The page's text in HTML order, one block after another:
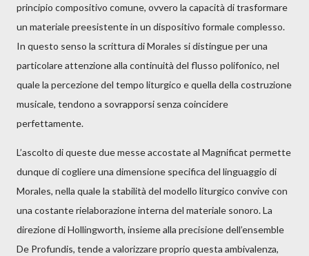
principio compositivo comune, ovvero la capacità di trasformare
un materiale preesistente in un dispositivo formale complesso.
In questo senso la scrittura di Morales si distingue per una
particolare attenzione alla continuità del flusso polifonico, nel
quale la percezione del tempo liturgico e quella della costruzione
musicale, tendono a sovrapporsi senza coincidere
perfettamente.
L’ascolto di queste due messe accostate al Magnificat permette
dunque di cogliere una dimensione specifica del linguaggio di
Morales, nella quale la stabilità del modello liturgico convive con
una costante rielaborazione interna del materiale sonoro. La
direzione di Hollingworth, insieme alla precisione dell’ensemble
De Profundis, tende a valorizzare proprio questa ambivalenza,